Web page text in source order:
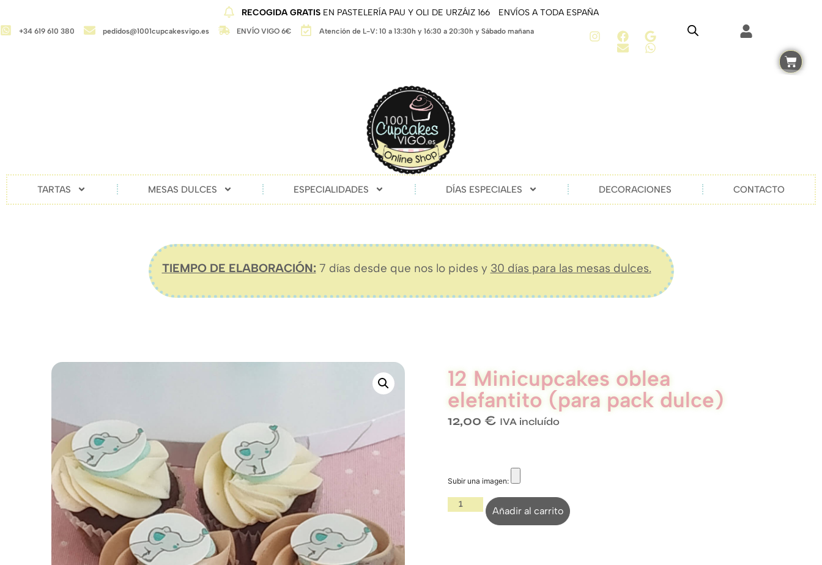
RECOGIDA GRATIS EN PASTELERÍA PAU Y OLI DE URZÁIZ 166 ENVÍOS A TODA ESPAÑA
+34 619 610 380 pedidos@1001cupcakesvigo.es ENVÍO VIGO 6€ Atención de L-V: 10 a 13:30h y 16:30 a 20:30h y Sábado mañana
TARTAS MESAS DULCES ESPECIALIDADES DÍAS ESPECIALES DECORACIONES CONTACTO
TIEMPO DE ELABORACIÓN:7 días desde que nos lo pides y 30 días para las mesas dulces.
12 Minicupcakes oblea
elefantito (para pack dulce)
12,00 € IVA incluído
Subir una imagen:
Añadir al carrito